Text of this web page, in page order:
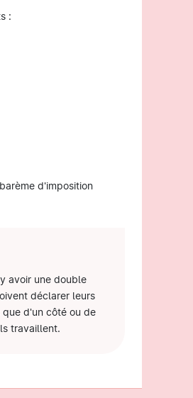
:
d'imposition
avoir une double
déclarer leurs
d'un côté ou de
travaillent.